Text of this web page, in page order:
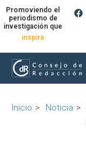
Promoviendo el
periodismo de
investigación que
inspira
Inicio Noticia